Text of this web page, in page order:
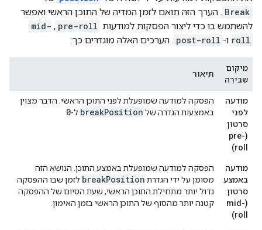
Break . הערך הזה תואם לזמן המדיה של התוכן הראשי ואפשר
להשתמש בו כדי ליצור הפסקות למודעות pre-roll
,
mid-
roll ו- post-roll . הערכים האלה מוגדרים כך:
מיקום
שבירה
תיאור
מודעה
לפני
סרטון
(pre-
roll)
הפסקה למודעה שמופעלת לפני התוכן הראשי. הדבר מצוין
באמצעות הגדרה של
breakPosition ל-0
מודעה
באמצע
סרטון
(mid-
roll)
הפסקה למודעה שמופעלת באמצע התוכן. הנושא הזה
מסומן על ידי הגדרת
breakPosition
לזמן שבו ההפסקה
גדול יותר מתחילת התוכן הראשי, שעת הסיום של ההפסקה
קטנה יותר מהסוף של התוכן הראשי בזמן האימון.